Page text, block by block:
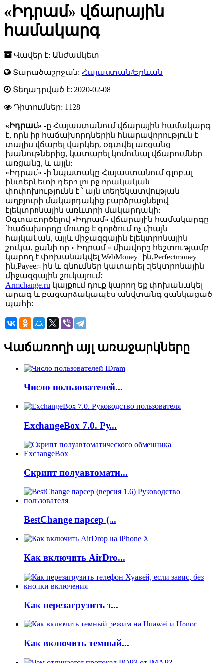
«Իդրամ» վճարային
համակարգ
Վավեր է: Անժամկետ
Տարածաշրջան: Հայաստան/Երևան
Տեղադրված է: 2020-02-08
Դիտումներ: 1128
«Իդրամ» -ը Հայաստանում վճարային համակարգ
է, որն իր հաճախորդներին հնարավորություն է
տալիս վճարել վարկեր, օգտվել առցանց
խանութներից, կատարել կոմունալ վճարումներ
առցանց, և այլն:
«Իդրամ» -ի նպատակը Հայաստանում գլոբալ
ինտերնետի դերի լուրջ որակական
փոփոխությունն է ՝ այն տեղեկատվության
աղբյուրի մակարդակից բարձրացնելով
էլեկտրոնային առևտրի մակարդակի:
Օգտագործելով «Իդրամ» վճարային համակարգը
`հաճախորդը մուտք է գործում ոչ միայն
հայկական, այլև միջազգային էլեկտրոնային
շուկա, քանի որ « Իդրամ » միավորը հեշտությամբ
կարող է փոխանակվել WebMoney- ին,Perfectmoney-
ին,Payeer- ին և գնումներ կատարել էլեկտրոնային
միջազգային շուկայում:
Armchange.ru կայքում դուք կարող եք փոխանակել
արագ և բացարձակապես անվտանգ ցանկացած
պահի:
Վաճառողի այլ առաջարկները
Число пользователей...
ExchangeBox 7.0. Ру...
Скрипт полуавтомати...
BestChange парсер (...
Как включить AirDro...
Как перезагрузить т...
Как включить темный...